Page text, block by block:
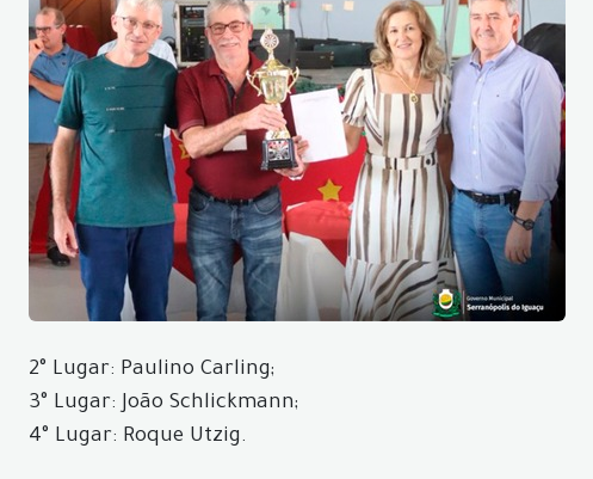
2° Lugar: Paulino Carling;
3° Lugar: João Schlickmann;
4° Lugar: Roque Utzig.